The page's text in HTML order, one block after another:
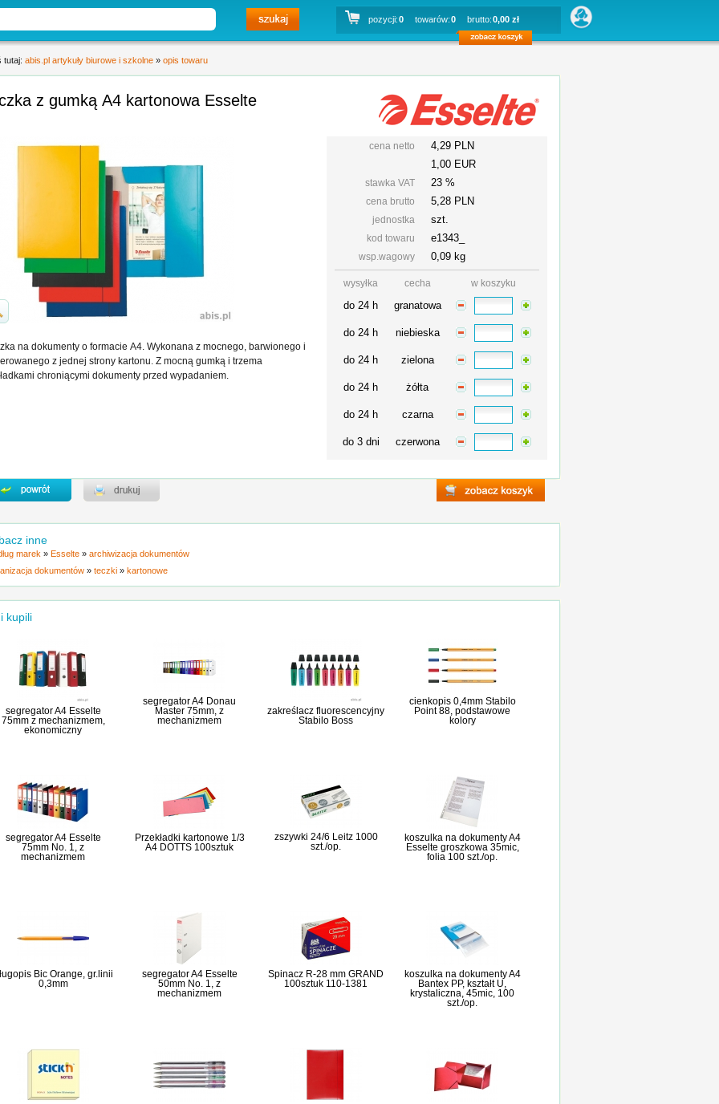
pozycji:0 towarów:0 brutto:0,00 zł
tutaj: abis.pl artykuły biurowe i szkolne » opis towaru
z gumką A4 kartonowa Esselte
cena netto
4,29 PLN
1,00 EUR
stawka VAT 23 %
cena brutto 5,28 PLN
jednostka szt.
kod towaru e1343_
wsp.wagowy 0,09 kg
wysyłka cecha w koszyku
do 24 h granatowa
do 24 h niebieska
do 24 h zielona
do 24 h żółta
do 24 h czarna
do 3 dni czerwona
na dokumenty o formacie A4. Wykonana z mocnego, barwionego i
z jednej strony kartonu. Z mocną gumką i trzema
chroniącymi dokumenty przed wypadaniem.
inne
marek » Esselte » archiwizacja dokumentów
dokumentów » teczki » kartonowe
kupili
segregator A4 Esselte
75mm z mechanizmem,
ekonomiczny
segregator A4 Donau
Master 75mm, z
mechanizmem
zakreślacz fluorescencyjny
Stabilo Boss
cienkopis 0,4mm Stabilo
Point 88, podstawowe
kolory
segregator A4 Esselte
75mm No. 1, z
mechanizmem
Przekładki kartonowe 1/3
A4 DOTTS 100sztuk
zszywki 24/6 Leitz 1000
szt./op.
koszulka na dokumenty A4
Esselte groszkowa 35mic,
folia 100 szt./op.
Bic Orange, gr.linii
0,3mm
segregator A4 Esselte
50mm No. 1, z
mechanizmem
Spinacz R-28 mm GRAND
100sztuk 110-1381
koszulka na dokumenty A4
Bantex PP, kształt U,
krystaliczna, 45mic, 100
szt./op.